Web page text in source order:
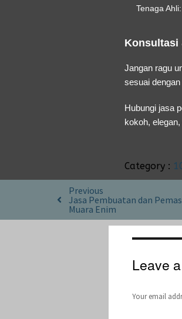
Tenaga Ahli:
Konsultasi
Jangan ragu
sesuai
Hubungi jasa
kokoh,
Category :
Previous
Jasa Pembuatan dan
Muara Enim
Leave
Your email